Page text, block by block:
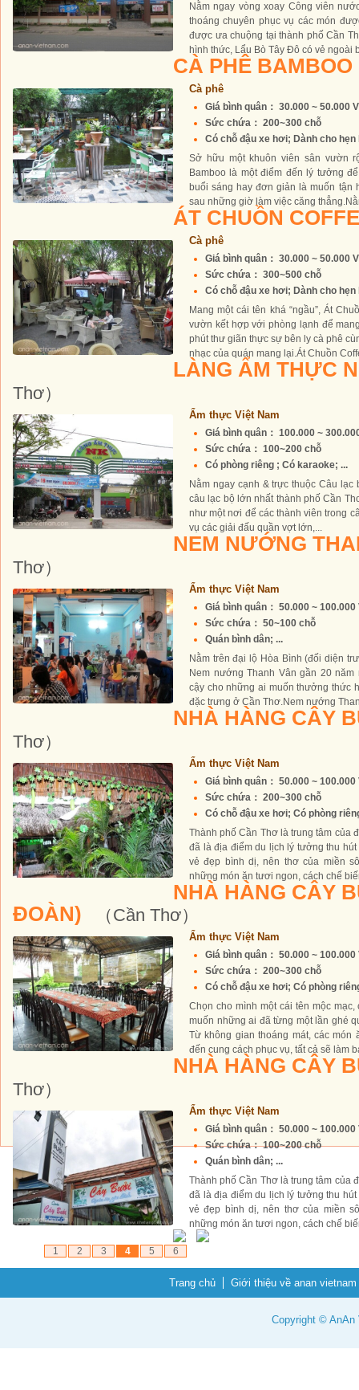
Nằm ngay vòng xoay Công viên
thoáng chuyên phục vụ các món
được ưa chuộng tại thành phố Cần
hình thức, Lẩu Bò Tây Đô có vẻ ngoài
CÀ PHÊ BAMBOO
Cà phê
Giá bình quân： 30.000 ~ 50.000
Sức chứa： 200~300 chỗ
Có chỗ đậu xe hơi; Dành cho hẹn
Sở hữu một khuôn viên sân vườn
Bamboo là một điểm đến lý tưởng
buổi sáng hay đơn giản là muốn tận
sau những giờ làm việc căng
ÁT CHUỒN
Cà phê
Giá bình quân： 30.000 ~ 50.000
Sức chứa： 300~500 chỗ
Có chỗ đậu xe hơi; Dành cho hẹn
Mang một cái tên khá “ngầu”, Át
vườn kết hợp với phòng lạnh để
phút thư giãn thực sự bên ly cà phê
nhạc của quán mang lại.Át Chuồn
LÀNG ẨM THỰC
Thơ）
Ẩm thực Việt Nam
Giá bình quân： 100.000 ~
Sức chứa： 100~200 chỗ
Có phòng riêng ; Có karaoke; ...
Nằm ngay cạnh & trực thuộc Câu
câu lạc bộ lớn nhất thành phố Cần
như một nơi để các thành viên trong
vụ các giải đấu quần vợt lớn,...
NEM NƯỚNG
Thơ）
Ẩm thực Việt Nam
Giá bình quân： 50.000 ~ 100.000
Sức chứa： 50~100 chỗ
Quán bình dân; ...
Nằm trên đại lộ Hòa Bình (đối diện
Nem nướng Thanh Vân gần 20
cậy cho những ai muốn thưởng thức
đặc trưng ở Cần Thơ.Nem nướng
NHÀ HÀNG CÂY
Thơ）
Ẩm thực Việt Nam
Giá bình quân： 50.000 ~ 100.000
Sức chứa： 200~300 chỗ
Có chỗ đậu xe hơi; Có phòng
Thành phố Cần Thơ là trung tâm của
đã là địa điểm du lịch lý tưởng thu
vẻ đẹp bình dị, nên thơ của miền
những món ăn tươi ngon, cách chế
NHÀ HÀNG CÂY
ĐOÀN)
（Cần Thơ）
Ẩm thực Việt Nam
Giá bình quân： 50.000 ~ 100.000
Sức chứa： 200~300 chỗ
Có chỗ đậu xe hơi; Có phòng
Chọn cho mình một cái tên mộc
muốn những ai đã từng một lần ghé
Từ không gian thoáng mát, các
đến cung cách phục vụ, tất cả sẽ làm
NHÀ HÀNG CÂY
Thơ）
Ẩm thực Việt Nam
Giá bình quân： 50.000 ~ 100.000
Sức chứa： 100~200 chỗ
Quán bình dân; ...
Thành phố Cần Thơ là trung tâm của
đã là địa điểm du lịch lý tưởng thu
vẻ đẹp bình dị, nên thơ của miền
những món ăn tươi ngon, cách chế
1 2 3 4 5 6
Trang chủ Giới thiệu về anan vietnam
Copyright © AnAn